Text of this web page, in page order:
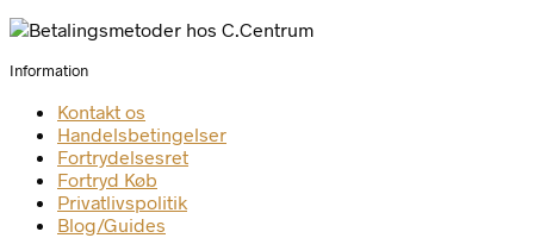
Information
Kontakt os
Handelsbetingelser
Fortrydelsesret
Fortryd Køb
Privatlivspolitik
Blog/Guides